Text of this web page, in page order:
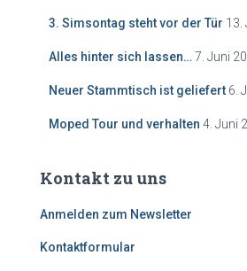
3. Simsontag steht vor der Tür 13.
Alles hinter sich lassen… 7. Juni
Neuer Stammtisch ist geliefert 6.
Moped Tour und verhalten 4. Juni
Kontakt zu uns
Anmelden zum Newsletter
Kontaktformular